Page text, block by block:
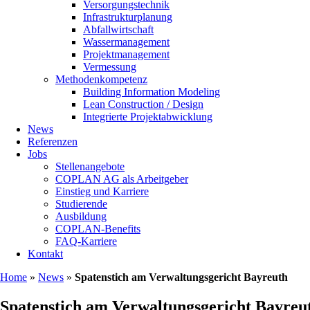
Versorgungstechnik
Infrastrukturplanung
Abfallwirtschaft
Wassermanagement
Projektmanagement
Vermessung
Methodenkompetenz
Building Information Modeling
Lean Construction / Design
Integrierte Projektabwicklung
News
Referenzen
Jobs
Stellenangebote
COPLAN AG als Arbeitgeber
Einstieg und Karriere
Studierende
Ausbildung
COPLAN-Benefits
FAQ-Karriere
Kontakt
Home » News » Spatenstich am Verwaltungsgericht Bayreuth